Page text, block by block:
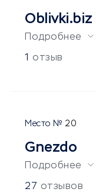
Oblivki.biz
Подробнее
1 отзыв
20
Gnezdo
Подробнее
27 отзывов